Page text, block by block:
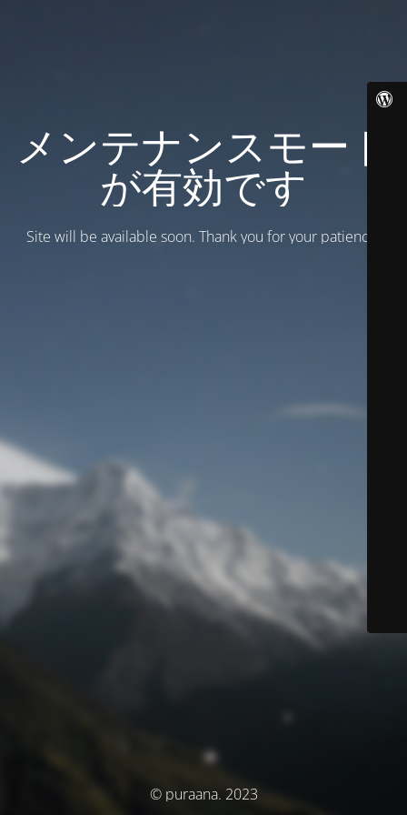
メンテナンスモード
が有効です
Site will be available soon. Thank you for your patience!
© puraana. 2023